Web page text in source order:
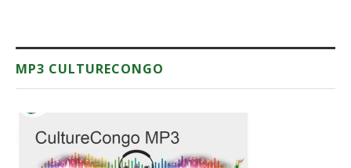
MP3 CULTURECONGO